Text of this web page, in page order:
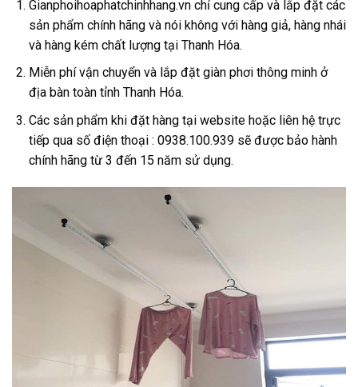
Gianphoihoaphatchinhhang.vn chỉ cung cấp và lắp đặt các
sản phẩm chính hãng và nói không với hàng giả, hàng nhái
và hàng kém chất lượng tại Thanh Hóa.
Miễn phí vận chuyển và lắp đặt giàn phơi thông minh ở
địa bàn toàn tỉnh Thanh Hóa.
Các sản phẩm khi đặt hàng tại website hoặc liên hệ trực
tiếp qua số điện thoại : 0938.100.939 sẽ được bảo hành
chính hãng từ 3 đến 15 năm sử dụng.